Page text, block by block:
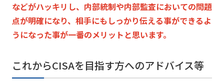
などがハッキリし、 内部統制や内部監査においての問題
点が明確になり、 相手にもしっかり伝える事ができるよ
うになった事が一番のメリッ トと思います。
これからCISAを目指す方へのアドバイス等